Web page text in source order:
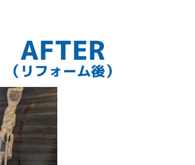
AFTER
（リフォーム後）